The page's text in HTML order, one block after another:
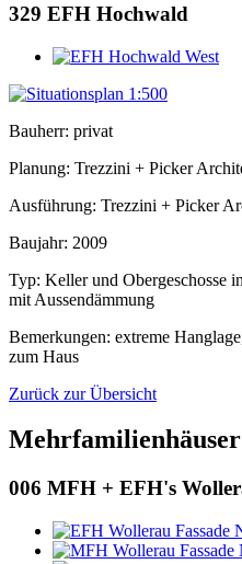
329 EFH Hochwald
Bauherr: privat
Planung: Trezzini + Picker
Ausführung: Trezzini + Picker
Baujahr: 2009
Typ: Keller und Obergeschosse
mit Aussendämmung
Bemerkungen: extreme
zum Haus
Zurück zur Übersicht
Mehrfamilienhäuser
006 MFH + EFH's